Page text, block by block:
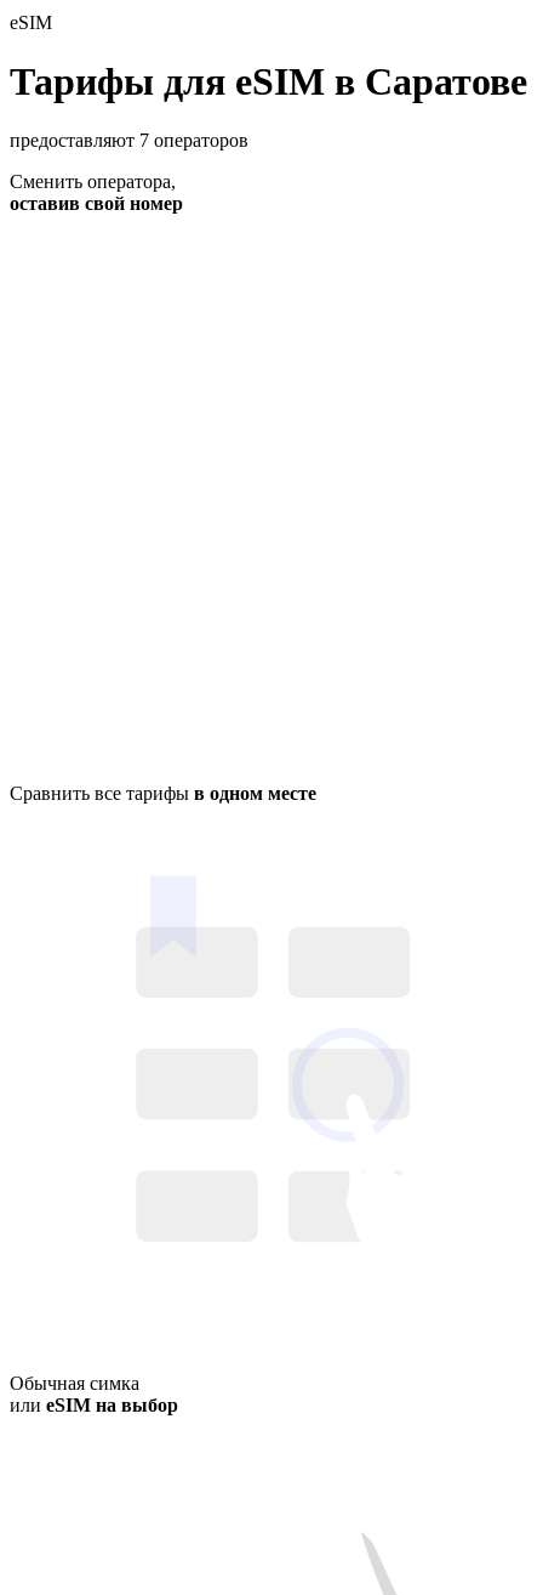
eSIM
Тарифы для eSIM в Саратове
предоставляют 7 операторов
Сменить оператора,
оставив свой номер
Сравнить все тарифы в одном месте
Обычная симка
или eSIM на выбор